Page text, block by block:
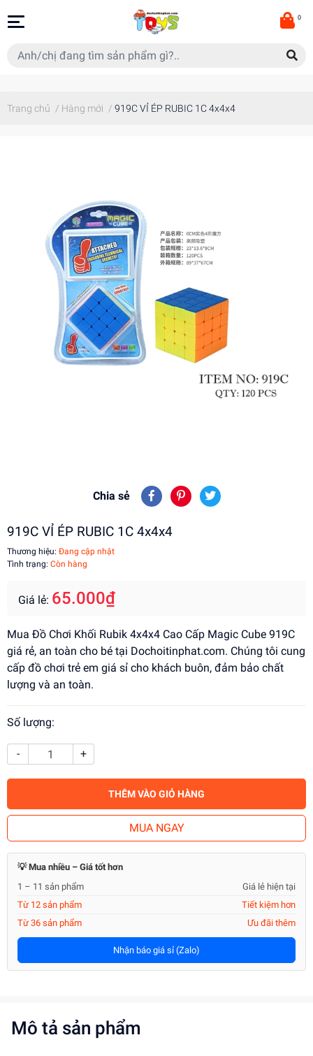
0
Trang chủ / Hàng mới / 919C VỈ ÉP RUBIC 1C 4x4x4
Chia sẻ
919C VỈ ÉP RUBIC 1C 4x4x4
Thương hiệu: Đang cập nhật
Tình trạng: Còn hàng
Giá lẻ: 65.000₫
Mua Đồ Chơi Khối Rubik 4x4x4 Cao Cấp Magic Cube 919C
giá rẻ, an toàn cho bé tại Dochoitinphat.com. Chúng tôi cung
cấp đồ chơi trẻ em giá sỉ cho khách buôn, đảm bảo chất
lượng và an toàn.
Số lượng:
- +
THÊM VÀO GIỎ HÀNG
MUA NGAY
💡 Mua nhiều – Giá tốt hơn
1 – 11 sản phẩm
Giá lẻ hiện tại
Từ 12 sản phẩm
Tiết kiệm hơn
Từ 36 sản phẩm
Ưu đãi thêm
Nhận báo giá sỉ (Zalo)
Mô tả sản phẩm